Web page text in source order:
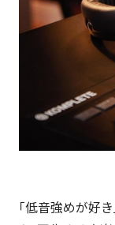
「低音強めが好